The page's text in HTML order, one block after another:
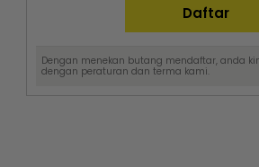
Dengan menekan butang mendaftar, anda
dengan peraturan dan terma kami.